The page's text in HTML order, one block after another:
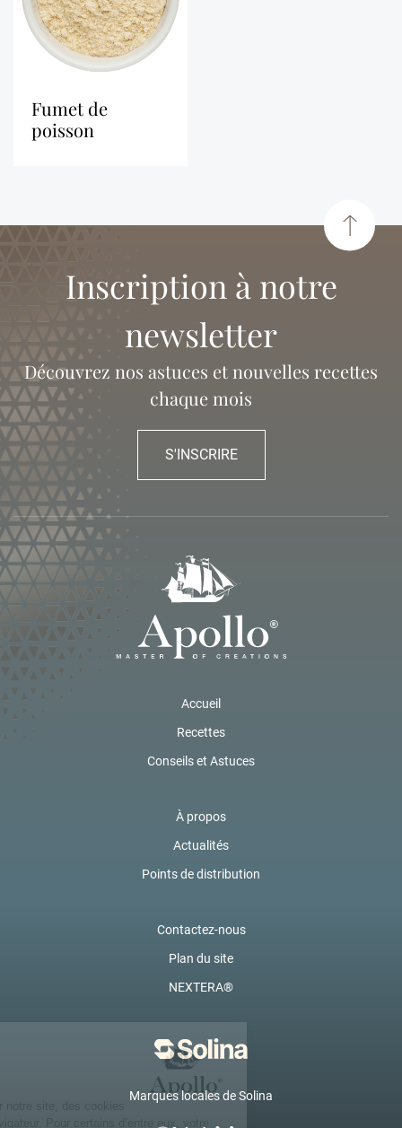
fumet de
poisson
Inscription à notre
newsletter
Découvrez nos astuces et nouvelles recettes
chaque mois
S'INSCRIRE
Accueil
Recettes
Conseils et Astuces
À propos
Actualités
Points de distribution
Contactez-nous
Plan du site
NEXTERA®
Marques locales de Solina